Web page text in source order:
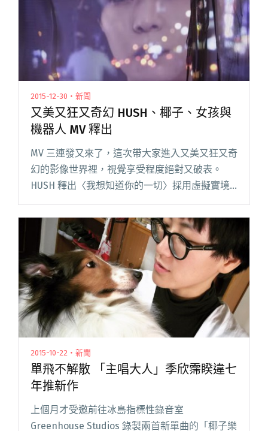
2015-12-30・新聞
又美又狂又奇幻 HUSH、椰子、女孩與
機器人 MV 釋出
MV 三連發又來了，這次帶大家進入又美又狂又奇
幻的影像世界裡，視覺享受程度絕對又破表。
HUSH 釋出〈我想知道你的一切〉採用虛擬實境
科技拍攝；椰子自導自演自剪‬的〈擦去〉大玩拼
貼重組藝術；女孩與機器人〈Seek and Hide〉
打造公路旅閱讀全文 "又美又狂又奇幻 HUSH、椰
子、女孩與機器人 MV 釋出"
2015-10-22・新聞
單飛不解散 「主唱大人」季欣霈睽違七
年推新作
上個月才受邀前往冰島指標性錄音室
Greenhouse Studios 錄製兩首新單曲的「椰子樂